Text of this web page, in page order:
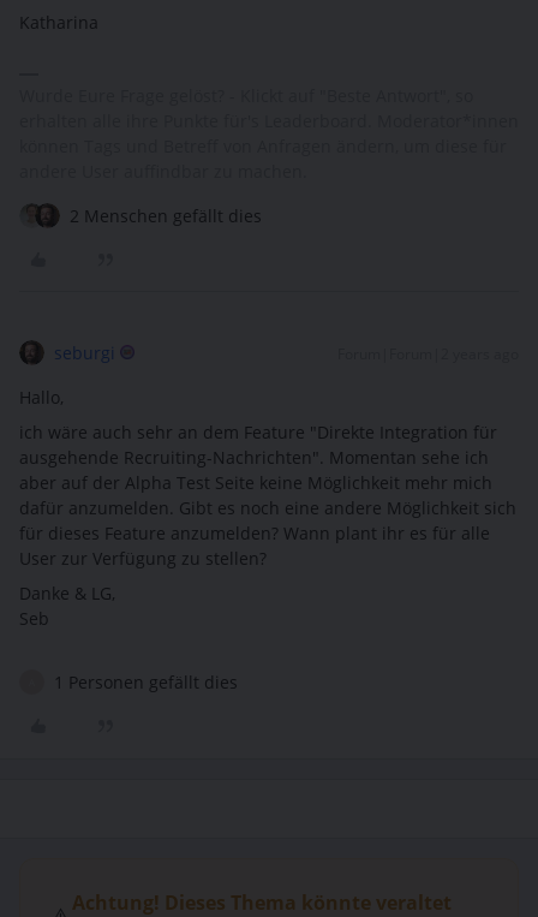
Katharina
2 Menschen gefällt dies
seburgi
Hallo,
ich wäre auch sehr an dem Feature "Direkte Integration für
ausgehende Recruiting-Nachrichten". Momentan sehe ich
aber auf der Alpha Test Seite keine Möglichkeit mehr mich
dafür anzumelden. Gibt es noch eine andere Möglichkeit sich
für dieses Feature anzumelden? Wann plant ihr es für alle
User zur Verfügung zu stellen?
Danke & LG,
Seb
1 Personen gefällt dies
Achtung! Dieses Thema könnte veraltet